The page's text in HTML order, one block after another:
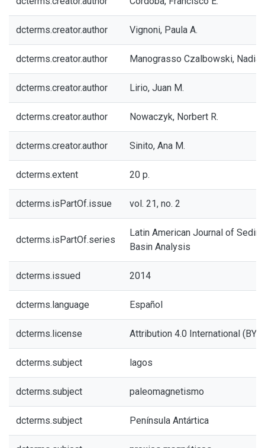
dcterms.creator.author Vignoni, Paula A.
dcterms.creator.author Manograsso Czalbowski, Nadia
dcterms.creator.author Lirio, Juan M.
dcterms.creator.author Nowaczyk, Norbert R.
dcterms.creator.author Sinito, Ana M.
dcterms.extent 20 p.
dcterms.isPartOf.issue vol. 21, no. 2
dcterms.isPartOf.series
Latin American Journal of
Basin Analysis
dcterms.issued 2014
dcterms.language Español
dcterms.license Attribution 4.0 International (BY
dcterms.subject lagos
dcterms.subject paleomagnetismo
dcterms.subject Península Antártica